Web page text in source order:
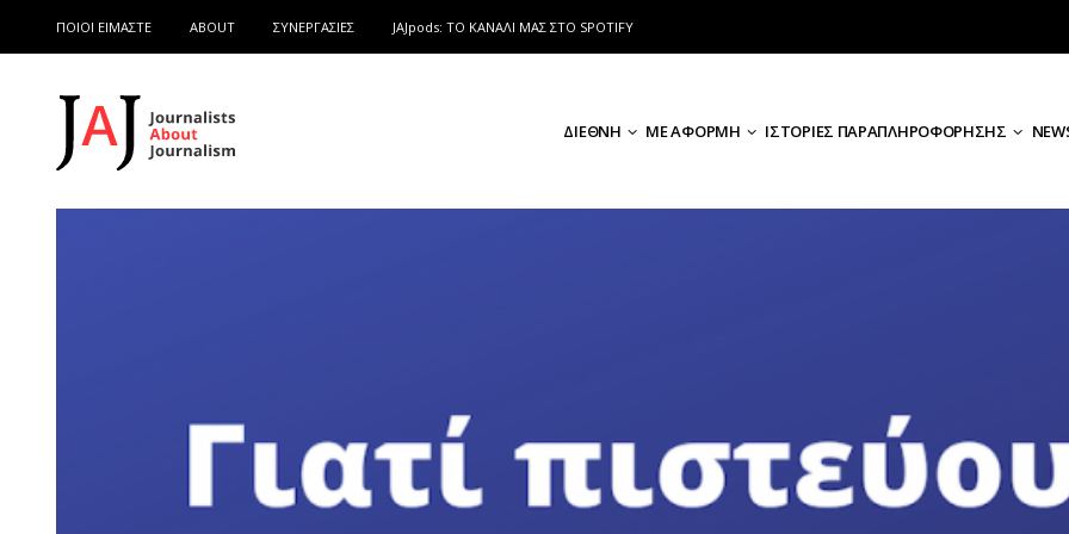
ΠΟΙΟΙ ΕΙΜΑΣΤΕ ABOUT ΣΥΝΕΡΓΑΣΙΕΣ JAJpods: TO ΚΑΝΑΛΙ ΜΑΣ ΣΤΟ SPOTIFY
ΔΙΕΘΝΗ ΜΕ ΑΦΟΡΜΗ ΙΣΤΟΡΙΕΣ ΠΑΡΑΠΛΗΡΟΦΟΡΗΣΗΣ